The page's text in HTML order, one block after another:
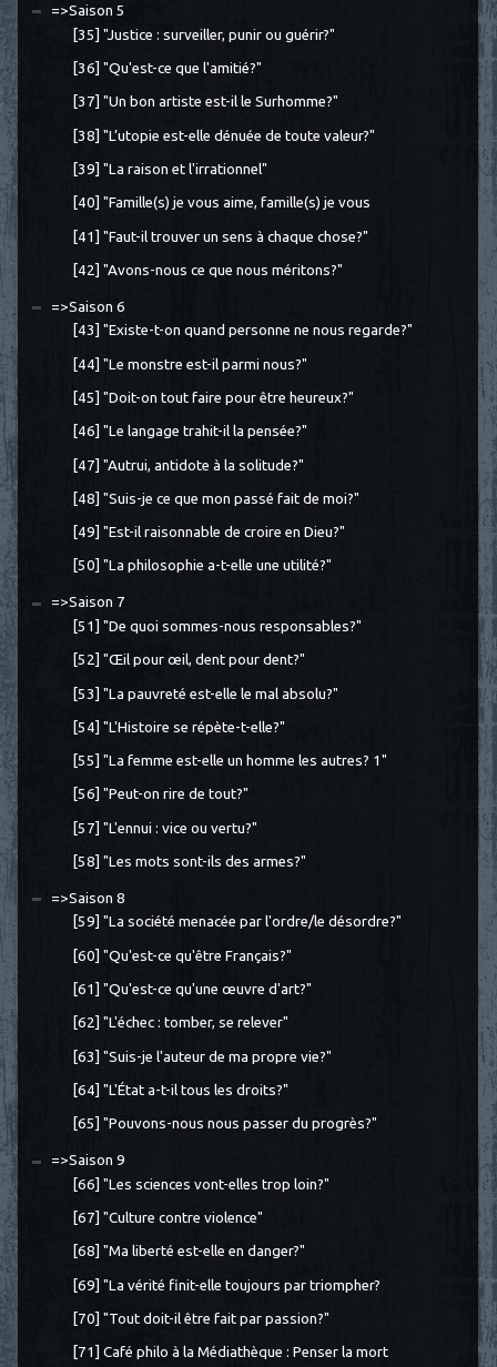
=>Saison 5
[35] "Justice : surveiller, punir ou guérir?"
[36] "Qu'est-ce que l'amitié?"
[37] "Un bon artiste est-il le Surhomme?"
[38] "L’utopie est-elle dénuée de toute valeur?"
[39] "La raison et l'irrationnel"
[40] "Famille(s) je vous aime, famille(s) je vous
[41] "Faut-il trouver un sens à chaque chose?"
[42] "Avons-nous ce que nous méritons?"
=>Saison 6
[43] "Existe-t-on quand personne ne nous regarde?"
[44] "Le monstre est-il parmi nous?"
[45] "Doit-on tout faire pour être heureux?"
[46] "Le langage trahit-il la pensée?"
[47] "Autrui, antidote à la solitude?"
[48] "Suis-je ce que mon passé fait de moi?"
[49] "Est-il raisonnable de croire en Dieu?"
[50] "La philosophie a-t-elle une utilité?"
=>Saison 7
[51] "De quoi sommes-nous responsables?"
[52] "Œil pour œil, dent pour dent?"
[53] "La pauvreté est-elle le mal absolu?"
[54] "L'Histoire se répète-t-elle?"
[55] "La femme est-elle un homme les autres? 1"
[56] "Peut-on rire de tout?"
[57] "L'ennui : vice ou vertu?"
[58] "Les mots sont-ils des armes?"
=>Saison 8
[59] "La société menacée par l'ordre/le désordre?"
[60] "Qu'est-ce qu'être Français?"
[61] "Qu'est-ce qu'une œuvre d'art?"
[62] "L'échec : tomber, se relever"
[63] "Suis-je l'auteur de ma propre vie?"
[64] "L'État a-t-il tous les droits?"
[65] "Pouvons-nous nous passer du progrès?"
=>Saison 9
[66] "Les sciences vont-elles trop loin?"
[67] "Culture contre violence"
[68] "Ma liberté est-elle en danger?"
[69] "La vérité finit-elle toujours par triompher?
[70] "Tout doit-il être fait par passion?"
[71] Café philo à la Médiathèque : Penser la mort